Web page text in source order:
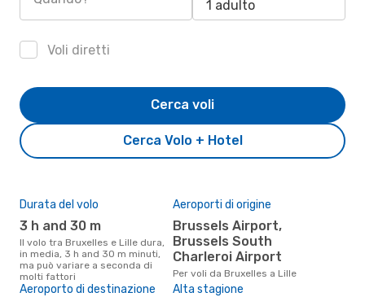
1 adulto
Voli diretti
Cerca Volo + Hotel
Cerca voli
Durata del volo
3 h and 30 m
Il volo tra Bruxelles e Lille dura,
in media, 3 h and 30 m minuti,
ma può variare a seconda di
molti fattori
Aeroporti di origine
Brussels Airport,
Brussels South
Charleroi Airport
Per voli da Bruxelles a Lille
Aeroporto di destinazione Alta stagione